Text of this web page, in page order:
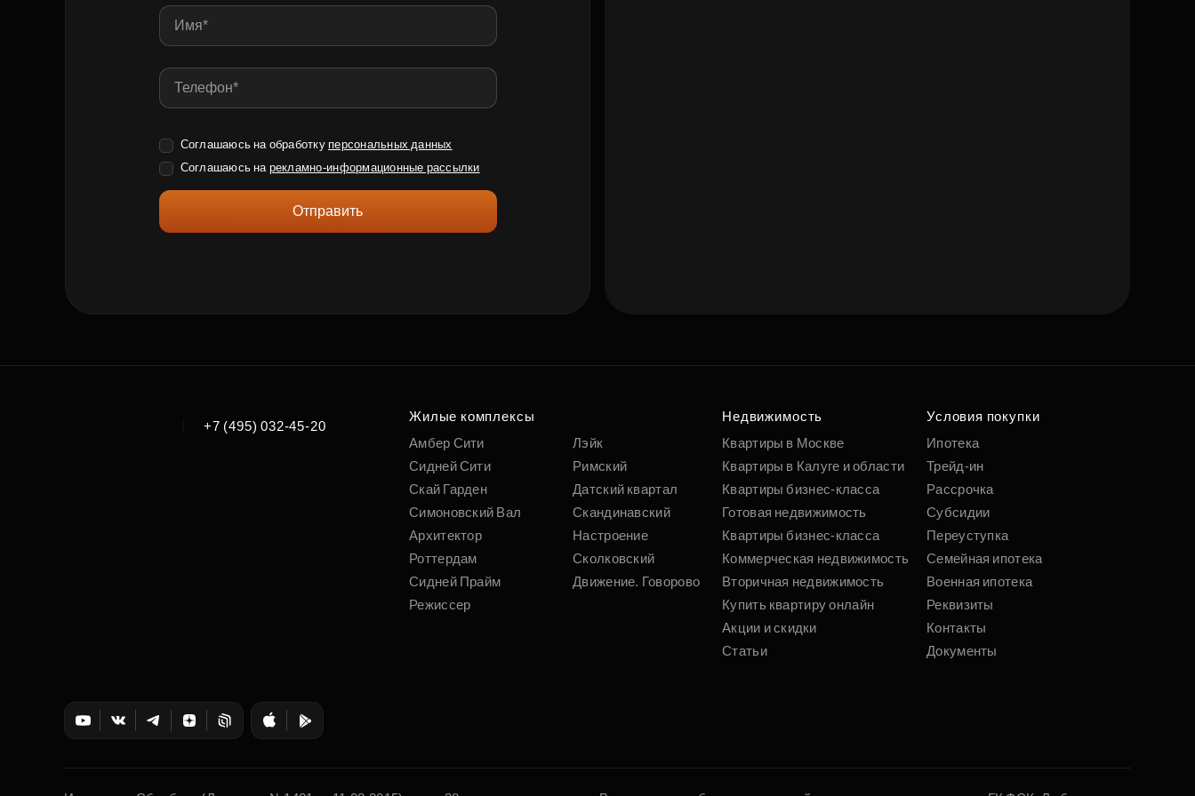
Соглашаюсь на обработку персональных данных
Соглашаюсь на рекламно-информационные рассылки
Отправить
+7 (495) 032-45-20
Жилые комплексы
Амбер Сити
Сидней Сити
Скай Гарден
Симоновский Вал
Архитектор
Роттердам
Сидней Прайм
Режиссер
Лэйк
Римский
Датский квартал
Скандинавский
Настроение
Сколковский
Движение. Говорово
Недвижимость
Квартиры в Москве
Квартиры в Калуге и области
Квартиры бизнес-класса
Готовая недвижимость
Квартиры бизнес-класса
Коммерческая недвижимость
Вторичная недвижимость
Купить квартиру онлайн
Акции и скидки
Статьи
Условия покупки
Ипотека
Трейд-ин
Рассрочка
Субсидии
Переуступка
Семейная ипотека
Военная ипотека
Реквизиты
Контакты
Документы